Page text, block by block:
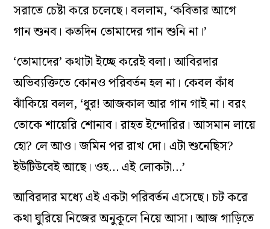
সরাতে চেষ্টা করে চলেছে। বললাম, ‘কবিতার আগে
গান শুনব। কতদিন তোমাদের গান শুনি না।’
‘তোমাদের’ কথাটা ইচ্ছে করেই বলা। আবিরদার
অভিব্যক্তিতে কোনও পরিবর্তন হল না। কেবল কাঁধ
ঝাঁকিয়ে বলল, ‘ধুর! আজকাল আর গান গাই না। বরং
তোকে শায়েরি শোনাব। রাহত ইন্দোরির। আসমান লায়ে
হো? লে আও। জমিন পর রাখ দো। এটা শুনেছিস?
ইউটিউবেই আছে। ওহ… এই লোকটা…’
আবিরদার মধ্যে এই একটা পরিবর্তন এসেছে। চট করে
কথা ঘুরিয়ে নিজের অনুকূলে নিয়ে আসা। আজ গাড়িতে